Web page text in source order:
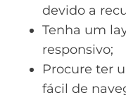
devido a
Tenha um
responsivo;
Procure ter
fácil de